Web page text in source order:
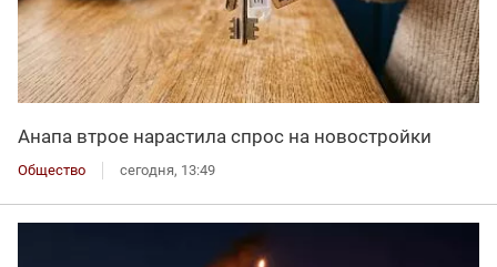
Анапа втрое нарастила спрос на новостройки
Общество сегодня, 13:49